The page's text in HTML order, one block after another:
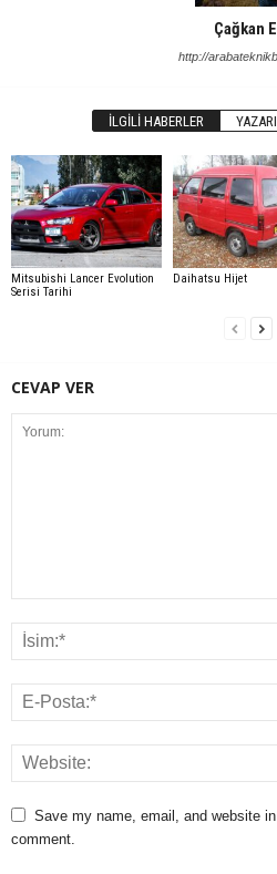
Çağkan
http://
İLGILI HABERLER
Mitsubishi Lancer Evolution
Serisi Tarihi
Daihatsu Hijet
CEVAP VER
Save my name, email, and website
comment.